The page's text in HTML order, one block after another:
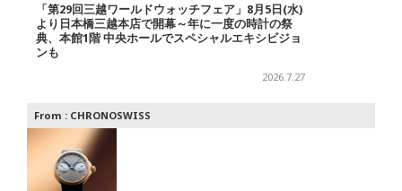
「第29回三越ワールドウォッチフェア」8月5日(水)
より日本橋三越本店で開幕～年に一度の時計の祭
典、本館1階 中央ホールでスペシャルエキシビジョ
ンも
2026.7.27
From : CHRONOSWISS